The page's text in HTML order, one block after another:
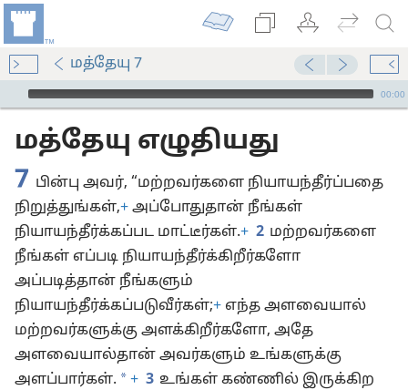
மத்தேயு 7
Audio Player
00:00
மத்தேயு எழுதியது
7 பின்பு அவர், “மற்றவர்களை நியாயந்தீர்ப்பதை
நிறுத்துங்கள்,+ அப்போதுதான் நீங்கள்
நியாயந்தீர்க்கப்பட மாட்டீர்கள்.+ 2 மற்றவர்களை
நீங்கள் எப்படி நியாயந்தீர்க்கிறீர்களோ
அப்படித்தான் நீங்களும்
நியாயந்தீர்க்கப்படுவீர்கள்;+ எந்த அளவையால்
மற்றவர்களுக்கு அளக்கிறீர்களோ, அதே
அளவையால்தான் அவர்களும் உங்களுக்கு
அளப்பார்கள். * + 3 உங்கள் கண்ணில் இருக்கிற